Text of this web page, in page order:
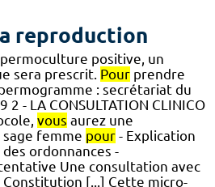
reproduction
positive, un
sera prescrit. Pour prendre
: secrétariat du
2 - LA CONSULTATION CLINICO
vous aurez une
femme pour - Explication
ordonnances -
Une consultation avec
Constitution [...] Cette micro-